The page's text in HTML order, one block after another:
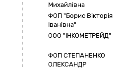
Михайлівна
ФОП "Борис Вікторія
Іванівна"
ООО "ІНКОМЕТРЕЙД"
ФОП СТЕПАНЕНКО
ОЛЕКСАНДР